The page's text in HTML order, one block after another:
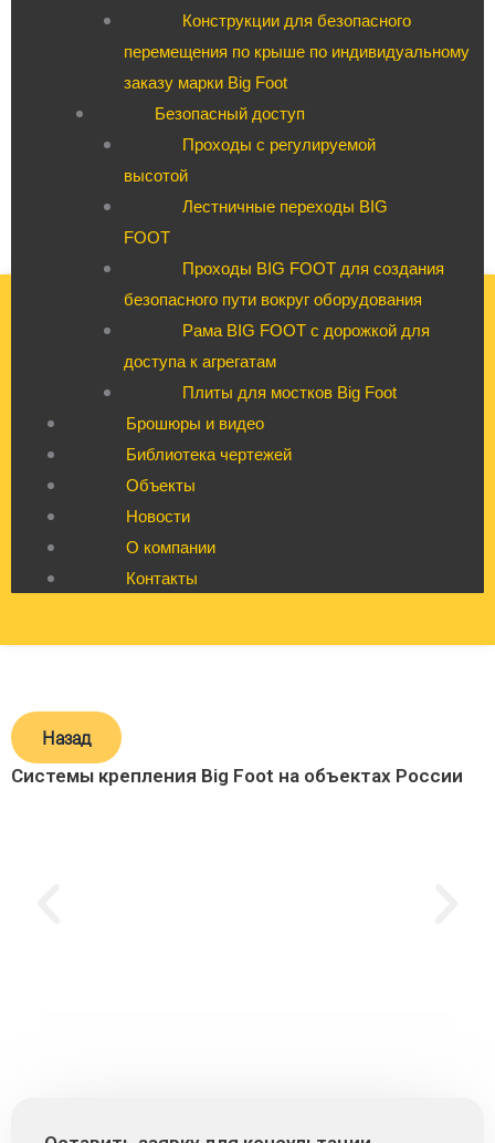
Конструкции для безопасного
перемещения по крыше по индивидуальному
заказу марки Big Foot
Безопасный доступ
Проходы с регулируемой
высотой
Лестничные переходы BIG
FOOT
Проходы BIG FOOT для создания
безопасного пути вокруг оборудования
Рама BIG FOOT с дорожкой для
доступа к агрегатам
Плиты для мостков Big Foot
Брошюры и видео
Библиотека чертежей
Объекты
Новости
О компании
Контакты
Назад
Системы крепления Big Foot на объектах России